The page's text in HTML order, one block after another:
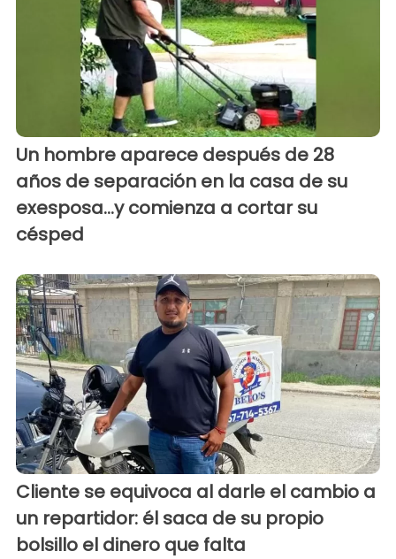
Un hombre aparece después de 28
años de separación en la casa de su
exesposa...y comienza a cortar su
césped
Cliente se equivoca al darle el cambio a
un repartidor: él saca de su propio
bolsillo el dinero que falta